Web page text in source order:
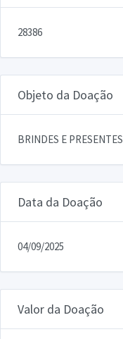
28386
Objeto da Doação
BRINDES E PRESENTES
Data da Doação
04/09/2025
Valor da Doação